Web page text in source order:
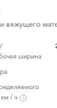
вяжущего
ширина
/ ч